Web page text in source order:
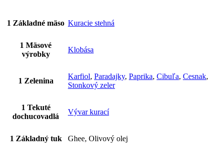
1 Základné mäso Kuracie stehná
1 Mäsové
výrobky
Klobása
1 Zelenina
Karfiol, Paradajky, Paprika, Cibuľa, Cesnak,
Stonkový zeler
1 Tekuté
dochucovadlá
Vývar kurací
1 Základný tuk Ghee, Olivový olej